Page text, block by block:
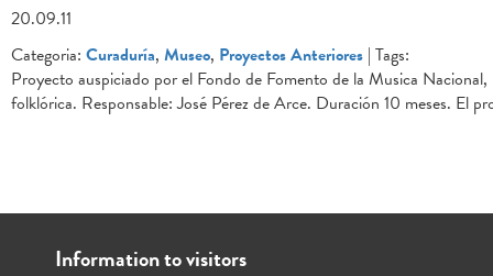
20.09.11
Categoria: Curaduría, Museo, Proyectos Anteriores | Tags:
Proyecto auspiciado por el Fondo de Fomento de la Musica
folklórica. Responsable: José Pérez de Arce. Duración 10 meses. El
Information to visitors